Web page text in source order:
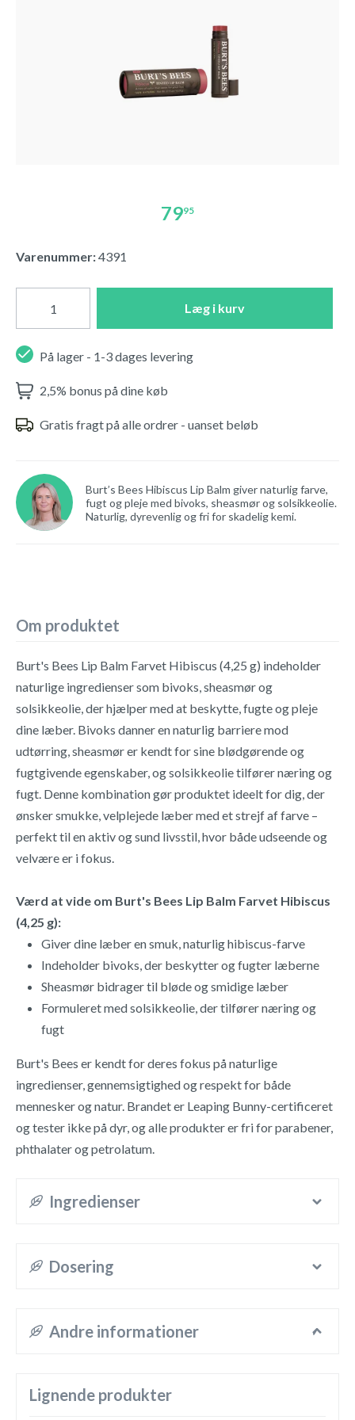
7995
Varenummer:4391
Læg i kurv
På lager - 1-3 dages levering
2,5% bonus på dine køb
Gratis fragt på alle ordrer - uanset beløb
Burt’s Bees Hibiscus Lip Balm giver naturlig farve,
fugt og pleje med bivoks, sheasmør og solsikkeolie.
Naturlig, dyrevenlig og fri for skadelig kemi.
Om produktet
Burt's Bees Lip Balm Farvet Hibiscus (4,25 g) indeholder
naturlige ingredienser som bivoks, sheasmør og
solsikkeolie, der hjælper med at beskytte, fugte og pleje
dine læber. Bivoks danner en naturlig barriere mod
udtørring, sheasmør er kendt for sine blødgørende og
fugtgivende egenskaber, og solsikkeolie tilfører næring og
fugt. Denne kombination gør produktet ideelt for dig, der
ønsker smukke, velplejede læber med et strejf af farve –
perfekt til en aktiv og sund livsstil, hvor både udseende og
velvære er i fokus.
Værd at vide om Burt's Bees Lip Balm Farvet Hibiscus
(4,25 g):
Giver dine læber en smuk, naturlig hibiscus-farve
Indeholder bivoks, der beskytter og fugter læberne
Sheasmør bidrager til bløde og smidige læber
Formuleret med solsikkeolie, der tilfører næring og
fugt
Burt's Bees er kendt for deres fokus på naturlige
ingredienser, gennemsigtighed og respekt for både
mennesker og natur. Brandet er Leaping Bunny-certificeret
og tester ikke på dyr, og alle produkter er fri for parabener,
phthalater og petrolatum.
Ingredienser
Dosering
Andre informationer
Lignende produkter